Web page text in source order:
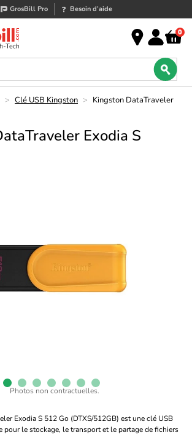
GrosBill Pro Besoin d’aide
0
> Clé USB Kingston > Kingston DataTraveler
Exodia S
Photos non contractuelles.
Exodia S 512 Go (DTXS/512GB) est une clé USB
pour le stockage, le transport et le partage de fichiers